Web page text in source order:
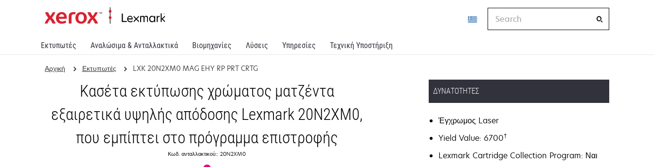
Εκτυπωτές Αναλώσιμα & Ανταλλακτικά Βιομηχανίες Λύσεις Υπηρεσίες Τεχνική Υποστήριξη
Αρχική Εκτυπωτές LXK 20N2XM0 MAG EHY RP PRT CRTG
Κασέτα εκτύπωσης χρώματος ματζέντα
εξαιρετικά υψηλής απόδοσης Lexmark 20N2XM0,
που εμπίπτει στο πρόγραμμα επιστροφής
Κωδ. ανταλλακτικού:: 20N2XM0
ΔΥΝΑΤΌΤΗΤΕΣ
Έγχρωμος Laser
Yield Value: 6700†
Lexmark Cartridge Collection Program: Ναι